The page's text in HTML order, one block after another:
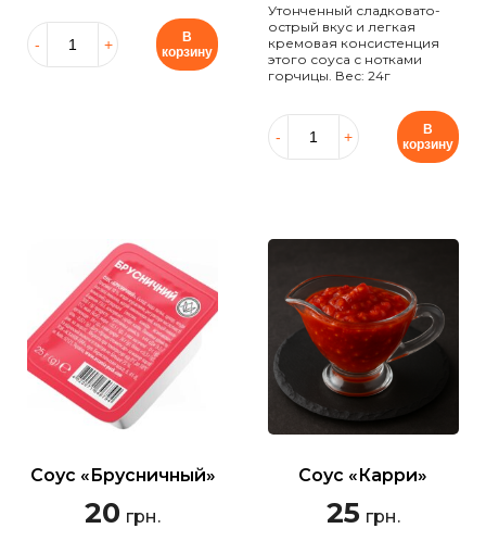
В
корзину
Утонченный сладковато-
острый вкус и легкая
кремовая консистенция
этого соуса с нотками
горчицы. Вес: 24г
В
корзину
Соус «Брусничный»
20 грн.
Соус «Карри»
25 грн.